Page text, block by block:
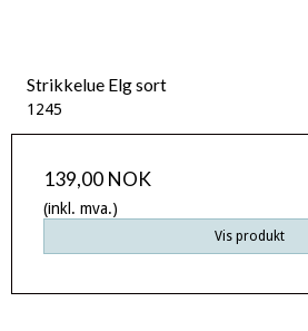
Strikkelue Elg sort
1245
139,00 NOK
(inkl. mva.)
Vis produkt